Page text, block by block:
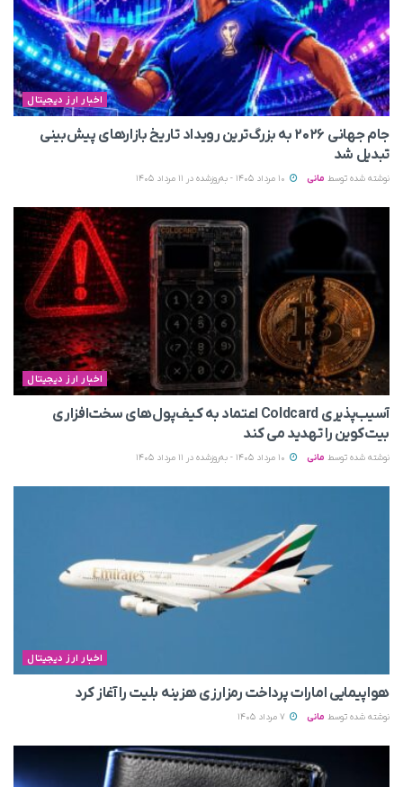
اخبار ارز دیجیتال
جام جهانی ۲۰۲۶ به بزرگ‌ترین رویداد تاریخ بازارهای پیش‌بینی
تبدیل شد
نوشته شده توسط مانی
اخبار ارز دیجیتال
آسیب‌پذیری Coldcard اعتماد به کیف‌پول‌های سخت‌افزاری
بیت‌کوین را تهدید می‌ کند
نوشته شده توسط مانی
اخبار ارز دیجیتال
هواپیمایی امارات پرداخت رمزارزی هزینه بلیت را آغاز کرد
نوشته شده توسط مانی